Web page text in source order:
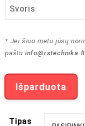
Svoris
* Jei šiuo metu jūsų
paštu info@rstechnika.lt
Išparduota
Tipas